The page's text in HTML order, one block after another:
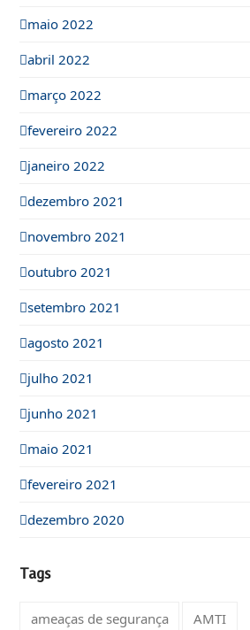
maio 2022
abril 2022
março 2022
fevereiro 2022
janeiro 2022
dezembro 2021
novembro 2021
outubro 2021
setembro 2021
agosto 2021
julho 2021
junho 2021
maio 2021
fevereiro 2021
dezembro 2020
Tags
ameaças de segurança AMTI